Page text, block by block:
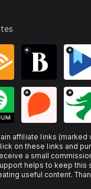
* *
* *
affiliate links (marked
on these links and
a small
helps to keep this
useful content.